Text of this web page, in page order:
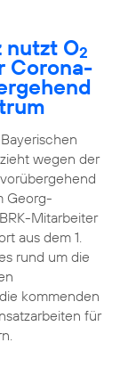
nutzt O2
Corona-
wegen der
Georg-
Mitarbeiter
aus dem 1.
rund um die
kommenden
für